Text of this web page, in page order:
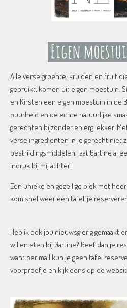
Alle verse groente, kruiden en fruit
gebruikt, komen uit eigen moestuin.
en Kirsten een eigen moestuin in de
puurheid en de echte natuurlijke
gerechten bijzonder en erg lekker.
verse ingrediënten in je gerecht niet
bestrijdingsmiddelen, laat Gartine al
indruk bij mij achter!
Een unieke en gezellige plek met
kom snel weer een tafeltje
Heb ik ook jou nieuwsgierig gemaakt
willen eten bij Gartine? Geef dan je
want per mail kun je geen tafel
voorproefje en kijk eens op de